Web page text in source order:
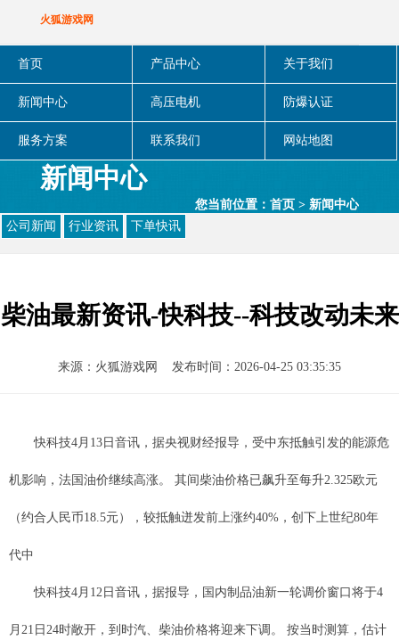
火狐游戏网
首页 产品中心 关于我们
新闻中心 高压电机 防爆认证
服务方案 联系我们 网站地图
新闻中心
您当前位置：首页 >新闻中心
公司新闻
行业资讯 下单快讯
柴油最新资讯-快科技--科技改动未来
来源： 火狐游戏网 发布时间：2026-04-25 03:35:35
快科技4月13日音讯，据央视财经报导，受中东抵触引发的能源危
机影响，法国油价继续高涨。 其间柴油价格已飙升至每升2.325欧元
（约合人民币18.5元），较抵触迸发前上涨约40%，创下上世纪80年
代中
快科技4月12日音讯，据报导，国内制品油新一轮调价窗口将于4
月21日24时敞开，到时汽、柴油价格将迎来下调。 按当时测算，估计